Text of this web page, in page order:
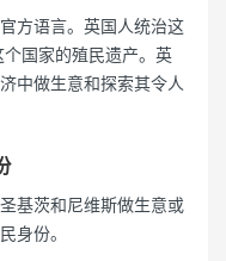
方语言。英国人统治这
国家的殖民遗产。英
中做生意和探索其令人
基茨和尼维斯做生意或
身份。